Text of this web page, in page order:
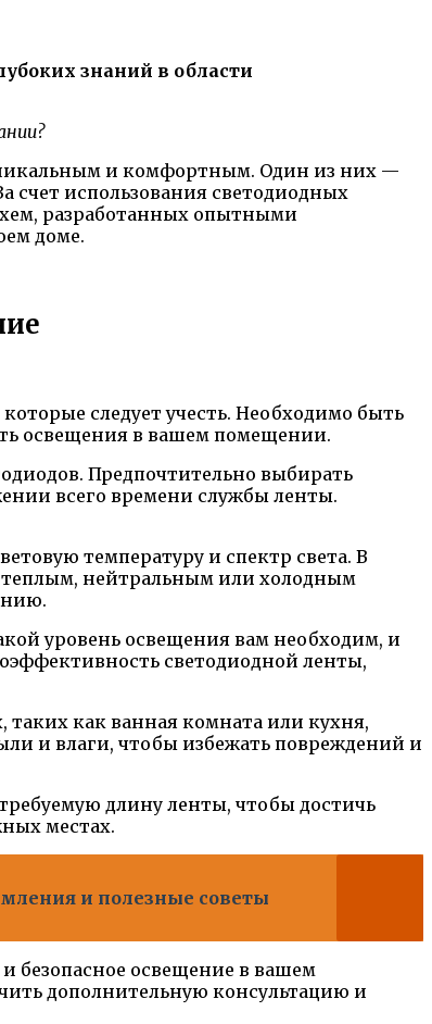
знаний в области
и комфортным. Один из них —
счет использования светодиодных
разработанных опытными
доме.
следует учесть. Необходимо быть
освещения в вашем помещении.
Предпочтительно выбирать
всего времени службы ленты.
температуру и спектр света. В
теплым, нейтральным или холодным
уровень освещения вам необходим, и
светодиодной ленты,
таких как ванная комната или кухня,
и влаги, чтобы избежать повреждений и
длину ленты, чтобы достичь
местах.
и полезные советы
безопасное освещение в вашем
дополнительную консультацию и